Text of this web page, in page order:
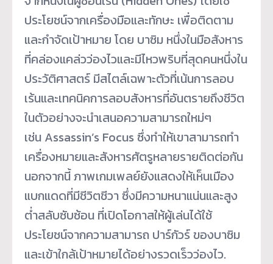
ประโยชน์จากเครื่องมือและทักษะ เพื่อติดตาม
และกำจัดเป้าหมาย โดย บาซิม หนึ่งในมือสังหาร
ที่คล่องแคล่วว่องไวและมีไหวพริบที่สุดคนหนึ่งใน
ประวัติศาสตร์ มีสไตล์เฉพาะตัวที่เน้นการลอบ
เร้นและเทคนิคการลอบสังหารที่อันตรายถึงชีวิต
ในตัวอย่างจะนำเสนอความสามารถใหม่ๆ
เช่น Assassin’s Focus ซึ่งทำให้เขาสามารถทำ
เครื่องหมายและสังหารศัตรูหลายรายติดต่อกัน
นอกจากนี้ ภาพเกมเพลย์ยังแสดงให้เห็นเมือง
แบกแดดที่มีชีวิตชีวา ซึ่งมีความหนาแน่นและสูง
ต่ำสลับซับซ้อน ที่เปิดโอกาสให้ผู้เล่นได้ใช้
ประโยชน์จากความสามารถ ปาร์กัวร์ ของบาซิม
และเข้าใกล้เป้าหมายได้อย่างรวดเร็วว่องไว.